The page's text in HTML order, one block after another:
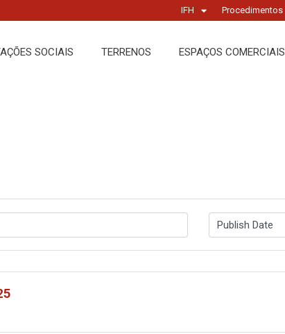
IFH Procedimentos
SOCIAIS TERRENOS ESPAÇOS COMERCIAIS